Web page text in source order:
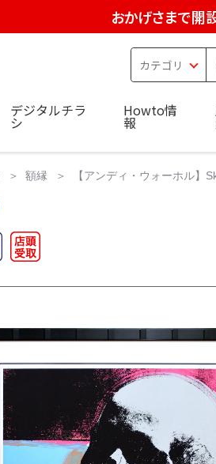
おかげさまで開
デジタルチラ
シ
Howto情
報
額縁 【アンディ・ウォーホル